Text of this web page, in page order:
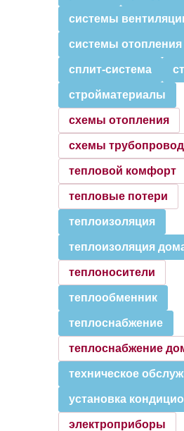
системы
системы отопления
сплит-система
стройматериалы
схемы отопления
схемы
тепловой комфорт
тепловые потери
теплоизоляция
теплоизоляция
теплоносители
теплообменник
теплоснабжение
теплоснабжение
техническое
установка
электроприборы